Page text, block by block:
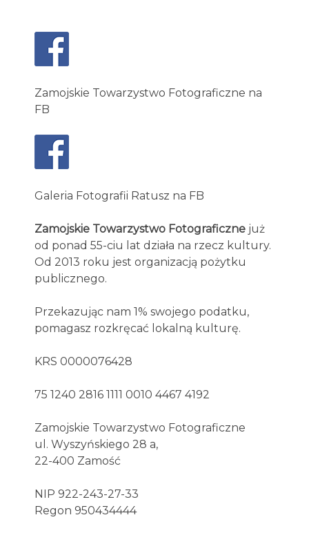
Zamojskie Towarzystwo Fotograficzne na
FB
Galeria Fotografii Ratusz na FB
Zamojskie Towarzystwo Fotograficzne już
od ponad 55-ciu lat działa na rzecz kultury.
Od 2013 roku jest organizacją pożytku
publicznego.
Przekazując nam 1% swojego podatku,
pomagasz rozkręcać lokalną kulturę.
KRS 0000076428
75 1240 2816 1111 0010 4467 4192
Zamojskie Towarzystwo Fotograficzne
ul. Wyszyńskiego 28 a,
22-400 Zamość
NIP 922-243-27-33
Regon 950434444